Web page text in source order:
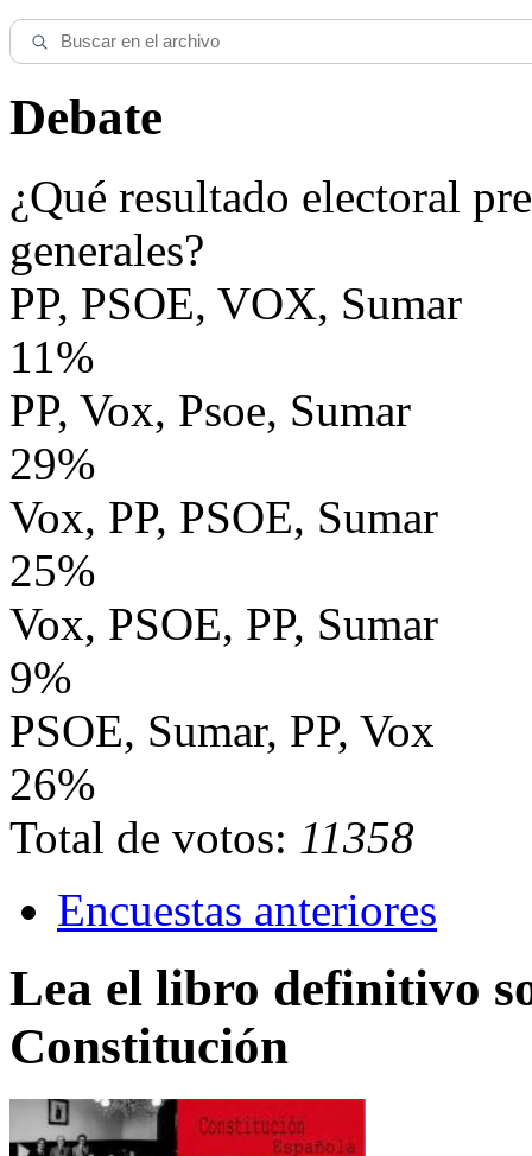
Debate
¿Qué resultado electoral
generales?
PP, PSOE, VOX, Sumar
11%
PP, Vox, Psoe, Sumar
29%
Vox, PP, PSOE, Sumar
25%
Vox, PSOE, PP, Sumar
9%
PSOE, Sumar, PP, Vox
26%
Total de votos: 11358
Encuestas anteriores
Lea el libro definitivo
Constitución